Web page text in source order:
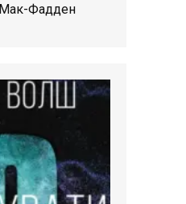
Мак-Фадден